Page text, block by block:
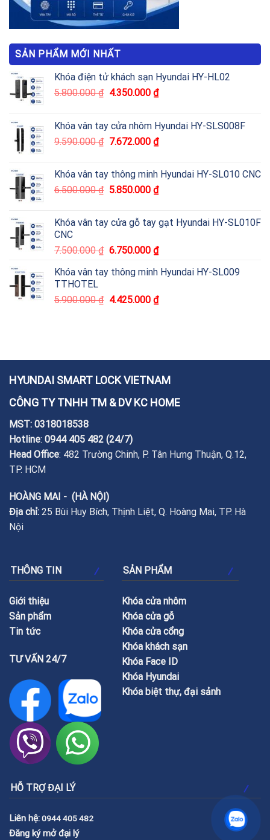
SẢN PHẨM MỚI NHẤT
Khóa điện tử khách sạn Hyundai HY-HL02
5.800.000₫ 4.350.000 ₫
Khóa vân tay cửa nhôm Hyundai HY-SLS008F
9.590.000₫ 7.672.000 ₫
Khóa vân tay thông minh Hyundai HY-SL010 CNC
6.500.000₫ 5.850.000 ₫
Khóa vân tay cửa gỗ tay gạt Hyundai HY-SL010F
CNC
7.500.000₫ 6.750.000 ₫
Khóa vân tay thông minh Hyundai HY-SL009
TTHOTEL
5.900.000₫ 4.425.000 ₫
HYUNDAI SMART LOCK VIETNAM
CÔNG TY TNHH TM & DV KC HOME
MST: 0318018538
Hotline: 0944 405 482 (24/7)
Head Office: 482 Trường Chinh, P. Tân Hưng Thuận, Q.12,
TP. HCM
HOÀNG MAI - (HÀ NỘI)
Địa chỉ: 25 Bùi Huy Bích, Thịnh Liệt, Q. Hoàng Mai, TP. Hà
Nội
THÔNG TIN
Giới thiệu
Sản phẩm
Tin tức
TƯ VẤN 24/7
SẢN PHẨM
Khóa cửa nhôm
Khóa cửa gỗ
Khóa cửa cổng
Khóa khách sạn
Khóa Face ID
Khóa Hyundai
Khóa biệt thự, đại sảnh
HỖ TRỢ ĐẠI LÝ
Liên hệ:0944 405 482
Đăng ký mở đại lý